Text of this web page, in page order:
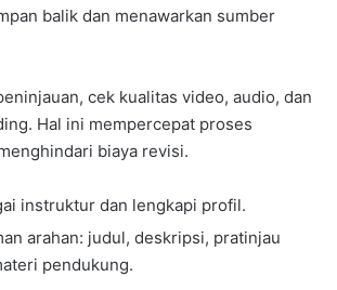
balik dan menawarkan sumber
cek kualitas video, audio, dan
Hal ini mempercepat proses
biaya revisi.
instruktur dan lengkapi profil.
arahan: judul, deskripsi, pratinjau
pendukung.